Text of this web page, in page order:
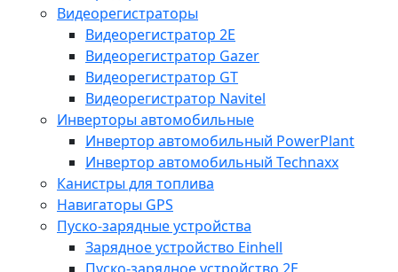
Видеорегистраторы
Видеорегистратор 2E
Видеорегистратор Gazer
Видеорегистратор GT
Видеорегистратор Navitel
Инверторы автомобильные
Инвертор автомобильный PowerPlant
Инвертор автомобильный Technaxx
Канистры для топлива
Навигаторы GPS
Пуско-зарядные устройства
Зарядное устройство Einhell